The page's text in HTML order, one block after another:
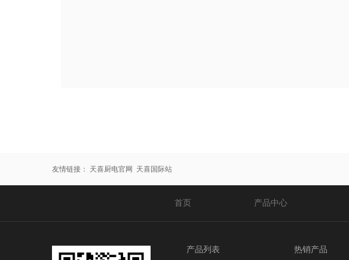
友情链接： 天喜厨电官网 天喜国际站
首页 产品中心
产品列表 热销产品